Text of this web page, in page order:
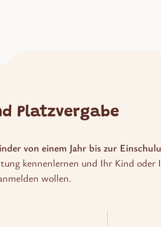
Platzvergabe
von einem Jahr bis zur
kennenlernen und Ihr Kind oder
wollen.